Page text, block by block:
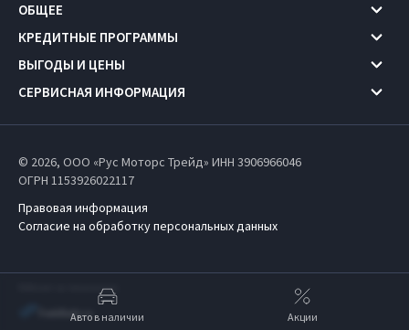
ОБЩЕЕ
КРЕДИТНЫЕ ПРОГРАММЫ
ВЫГОДЫ И ЦЕНЫ
СЕРВИСНАЯ ИНФОРМАЦИЯ
© 2026, ООО «Рус Моторс Трейд» ИНН 3906966046
ОГРН 1153926022117
Правовая информация
Согласие на обработку персональных данных
Работает на технологиях
Авто в наличии Акции